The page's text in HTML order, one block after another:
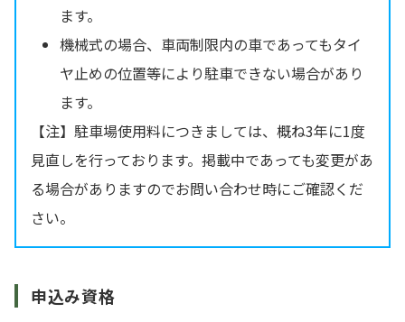
ます。
機械式の場合、車両制限内の車であってもタイ
ヤ止めの位置等により駐車できない場合があり
ます。
【注】駐車場使用料につきましては、概ね3年に1度
見直しを行っております。掲載中であっても変更があ
る場合がありますのでお問い合わせ時にご確認くだ
さい。
申込み資格